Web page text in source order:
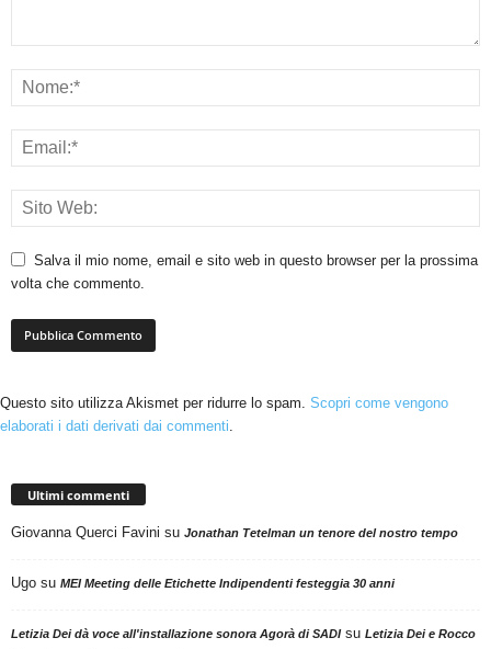
Salva il mio nome, email e sito web in questo browser per la prossima
volta che commento.
Questo sito utilizza Akismet per ridurre lo spam. Scopri come vengono
elaborati i dati derivati dai commenti
Ultimi commenti
Giovanna Querci Favini su Jonathan Tetelman un tenore del nostro tempo
Ugo su MEI Meeting delle Etichette Indipendenti festeggia 30 anni
Letizia Dei dà voce all'installazione sonora Agorà di SADIsu Letizia Dei e Rocco